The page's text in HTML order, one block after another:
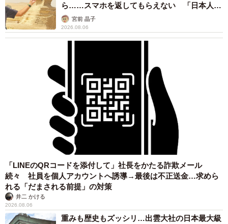
ら……スマホを返してもらえない 「日本人は
カモ代表かも」「私は6時間で3万円払った」
宮前 晶子
2026.08.06
「LINEのQRコードを添付して」社長をかたる詐欺メール
続々 社員を個人アカウントへ誘導→最後は不正送金…求めら
れる「だまされる前提」の対策
井二 かける
2026.08.06
重みも歴史もズッシリ…出雲大社の日本最大級